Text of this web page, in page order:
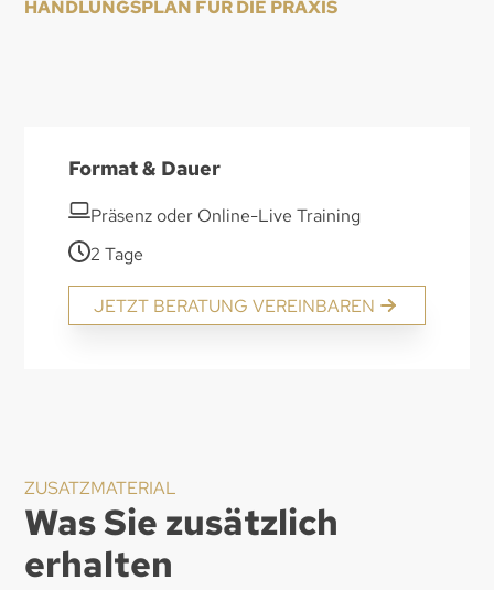
HANDLUNGSPLAN FÜR DIE PRAXIS
Format & Dauer
Präsenz oder Online-Live Training
2 Tage
JETZT BERATUNG VEREINBAREN
ZUSATZMATERIAL
Was Sie zusätzlich
erhalten